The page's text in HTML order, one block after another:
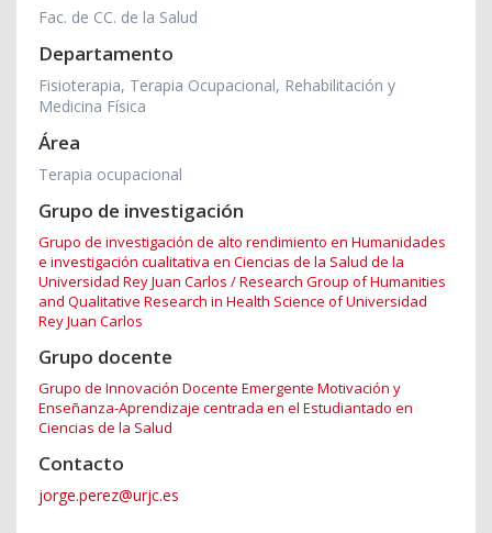
Fac. de CC. de la Salud
Departamento
Fisioterapia, Terapia Ocupacional, Rehabilitación y
Medicina Física
Área
Terapia ocupacional
Grupo de investigación
Grupo de investigación de alto rendimiento en Humanidades
e investigación cualitativa en Ciencias de la Salud de la
Universidad Rey Juan Carlos / Research Group of Humanities
and Qualitative Research in Health Science of Universidad
Rey Juan Carlos
Grupo docente
Grupo de Innovación Docente Emergente Motivación y
Enseñanza-Aprendizaje centrada en el Estudiantado en
Ciencias de la Salud
Contacto
jorge.perez@urjc.es